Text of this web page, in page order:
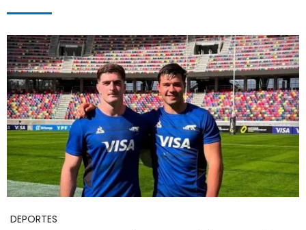
DEPORTES